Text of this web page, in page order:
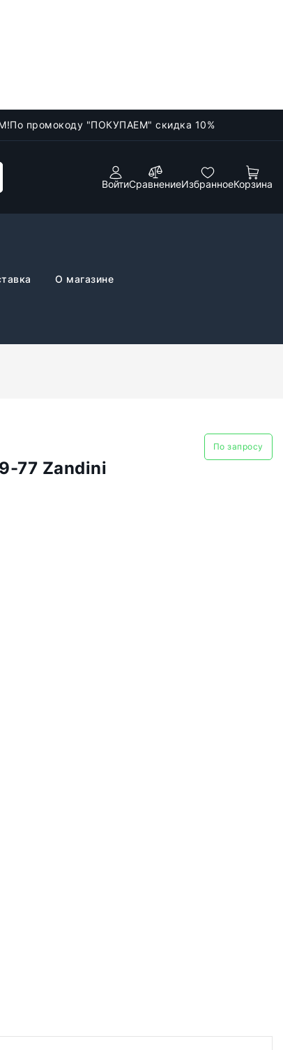
По промокоду "ПОКУПАЕМ" скидка 10%
ВойтиСравнениеИзбранноеКорзина
О магазине
По запросу
77 Zandini